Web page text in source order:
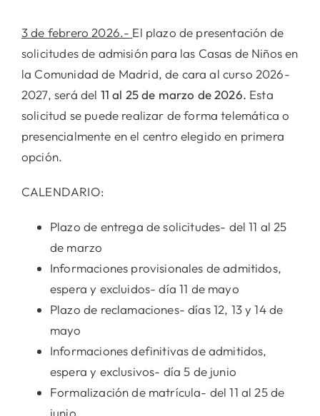
3 de febrero 2026.- El plazo de presentación de
solicitudes de admisión para las Casas de Niños en
la Comunidad de Madrid, de cara al curso 2026-
2027, será del 11 al 25 de marzo de 2026. Esta
solicitud se puede realizar de forma telemática o
presencialmente en el centro elegido en primera
opción.
CALENDARIO:
Plazo de entrega de solicitudes- del 11 al 25
de marzo
Informaciones provisionales de admitidos,
espera y excluidos- día 11 de mayo
Plazo de reclamaciones- días 12, 13 y 14 de
mayo
Informaciones definitivas de admitidos,
espera y exclusivos- día 5 de junio
Formalización de matrícula- del 11 al 25 de